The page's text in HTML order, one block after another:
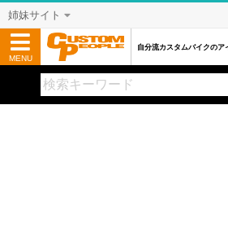
姉妹サイト
MENU
自分流カスタムバイクのア